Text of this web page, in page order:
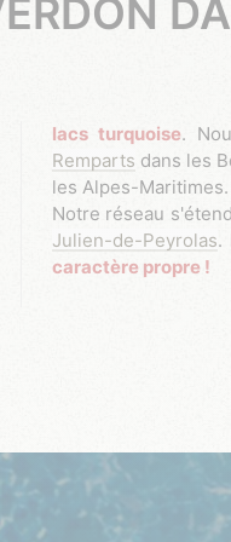
lacs turquoise.
Remparts dans les
les Alpes-Maritimes.
Notre réseau
Julien-de-Peyrolas.
caractère propre !